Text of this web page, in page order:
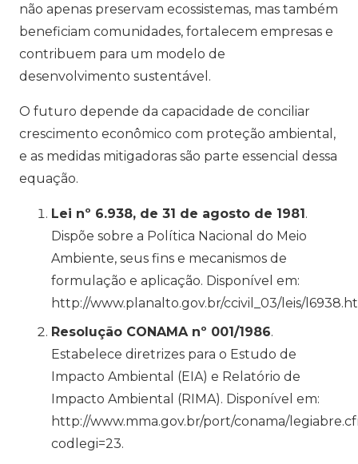
não apenas preservam ecossistemas, mas também
beneficiam comunidades, fortalecem empresas e
contribuem para um modelo de
desenvolvimento sustentável.
O futuro depende da capacidade de conciliar
crescimento econômico com proteção ambiental,
e as medidas mitigadoras são parte essencial dessa
equação.
Lei nº 6.938, de 31 de agosto de 1981 .
Dispõe sobre a Política Nacional do Meio
Ambiente, seus fins e mecanismos de
formulação e aplicação. Disponível em:
http://www.planalto.gov.br/ccivil_03/leis/
Resolução CONAMA nº 001/1986.
Estabelece diretrizes para o Estudo de
Impacto Ambiental (EIA) e Relatório de
Impacto Ambiental (RIMA). Disponível em:
http://www.mma.gov.br/port/conama/
codlegi=23.